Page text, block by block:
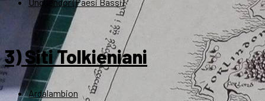
3) Siti Tolkieniani
Ardalambion